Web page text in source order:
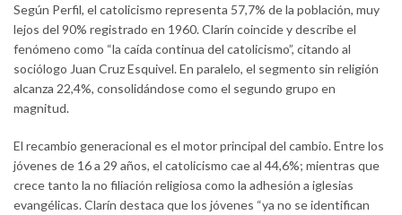
Según Perfil, el catolicismo representa 57,7% de la población, muy
lejos del 90% registrado en 1960. Clarín coincide y describe el
fenómeno como “la caída continua del catolicismo”, citando al
sociólogo Juan Cruz Esquivel. En paralelo, el segmento sin religión
alcanza 22,4%, consolidándose como el segundo grupo en
magnitud.
El recambio generacional es el motor principal del cambio. Entre los
jóvenes de 16 a 29 años, el catolicismo cae al 44,6%; mientras que
crece tanto la no filiación religiosa como la adhesión a iglesias
evangélicas. Clarín destaca que los jóvenes “ya no se identifican